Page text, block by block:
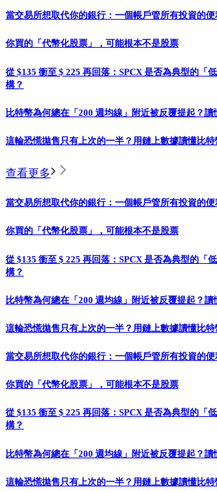
當交易所想取代你的銀行：一個帳戶管所有投資的
你買的「代幣化股票」，可能根本不是股票
從 $135 衝至 $ 225 再回落：SPCX 是否為典型的「
構？
比特幣為何總在「200 週均線」附近被反覆提起？
這輪恐慌拋售只有上次的一半？用鏈上數據讀懂比
查看更多
當交易所想取代你的銀行：一個帳戶管所有投資的
你買的「代幣化股票」，可能根本不是股票
從 $135 衝至 $ 225 再回落：SPCX 是否為典型的「
構？
比特幣為何總在「200 週均線」附近被反覆提起？
這輪恐慌拋售只有上次的一半？用鏈上數據讀懂比
當交易所想取代你的銀行：一個帳戶管所有投資的
你買的「代幣化股票」，可能根本不是股票
從 $135 衝至 $ 225 再回落：SPCX 是否為典型的「
構？
比特幣為何總在「200 週均線」附近被反覆提起？
這輪恐慌拋售只有上次的一半？用鏈上數據讀懂比